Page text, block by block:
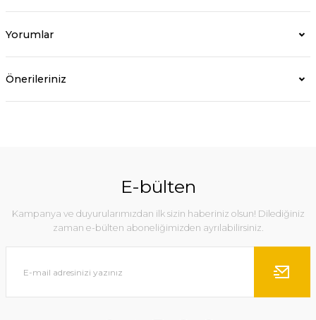
Yorumlar
Önerileriniz
E-bülten
Kampanya ve duyurularımızdan ilk sizin haberiniz olsun! Dilediğiniz
zaman e-bülten aboneliğimizden ayrılabilirsiniz.